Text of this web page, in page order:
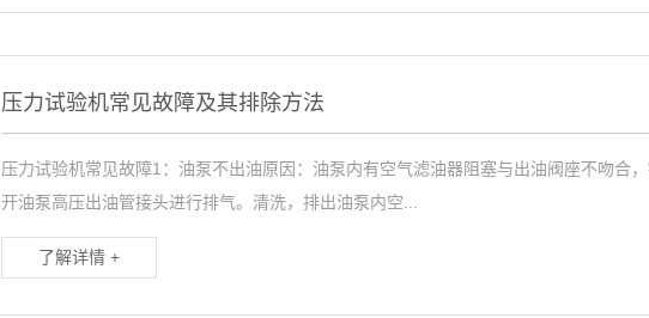
压力试验机常见故障及其排除方法
压力试验机常见故障1：油泵不出油原因：油泵内有空气滤油器阻塞与出油阀座不吻合
开油泵高压出油管接头进行排气。清洗，排出油泵内空...
了解详情 +